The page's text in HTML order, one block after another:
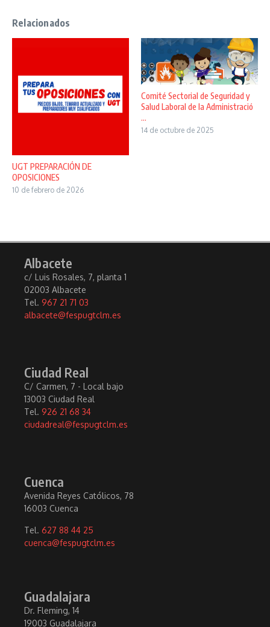
Relacionados
UGT PREPARACIÓN DE
OPOSICIONES
10 de febrero de 2026
Comité Sectorial de Seguridad y
Salud Laboral de la Administració
...
14 de octubre de 2025
Albacete
c/ Luis Rosales, 7, planta 1
02003 Albacete
Tel. 967 21 71 03
albacete@fespugtclm.es
Ciudad Real
C/ Carmen, 7 - Local bajo
13003 Ciudad Real
Tel. 926 21 68 34
ciudadreal@fespugtclm.es
Cuenca
Avenida Reyes Católicos, 78
16003 Cuenca
Tel. 627 88 44 25
cuenca@fespugtclm.es
Guadalajara
Dr. Fleming, 14
19003 Guadalajara